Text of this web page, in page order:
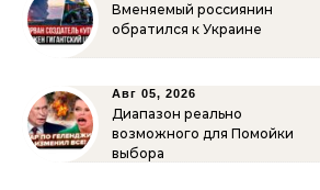
Вменяемый россиянин
обратился к Украине
Авг 05, 2026
Диапазон реально
возможного для Помойки
выбора